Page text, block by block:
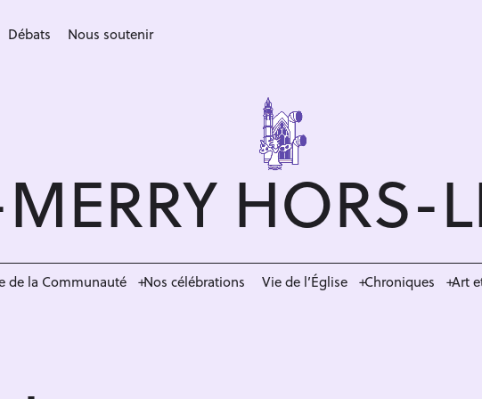
Débats Nous soutenir
HORS-
de la Communauté Nos célébrations Vie de l’Église Chroniques Art